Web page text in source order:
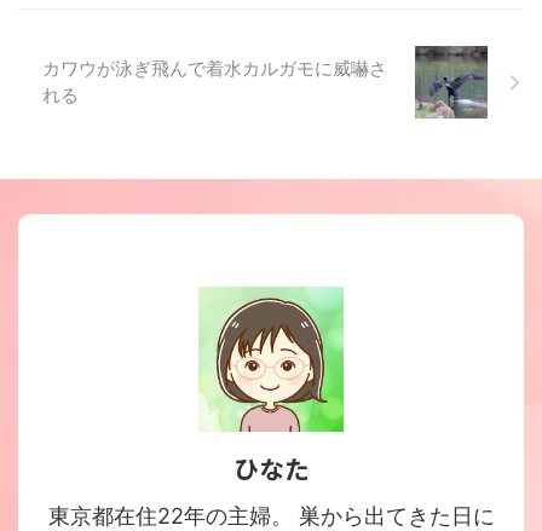
カワウが泳ぎ飛んで着水カルガモに威嚇さ
れる
ひなた
東京都在住22年の主婦。 巣から出てきた日に